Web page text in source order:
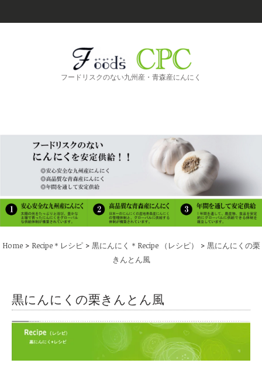
フードリスクのない九州産・青森産にんにく
Home> Recipe＊レシピ> 黒にんにく＊Recipe （レシピ） > 黒にんにくの栗
きんとん風
黒にんにくの栗きんとん風